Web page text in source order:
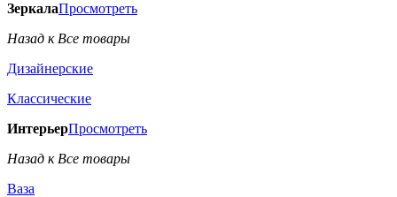
ЗеркалаПросмотреть
Назад к Все товары
Дизайнерские
Классические
ИнтерьерПросмотреть
Назад к Все товары
Ваза